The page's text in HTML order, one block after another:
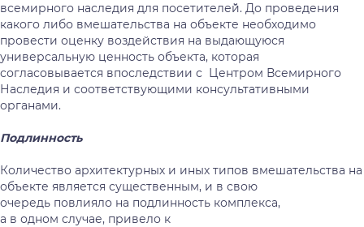
всемирного наследия для посетителей̆. До проведения
какого либо вмешательства на объекте необходимо
провести оценку воздействия на выдающуюся
универсальную ценность объекта, которая
согласовывается впоследствии с Центром Всемирного
Наследия и соответствующими консультативными
органами.
Подлинность
Количество архитектурных и иных типов вмешательства на
объекте является существенным, и в свою
очередь повлияло на подлинность комплекса,
а в одном случае, привело к